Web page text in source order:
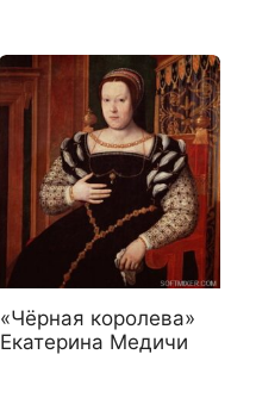
«Чёрная королева»
Екатерина Медичи